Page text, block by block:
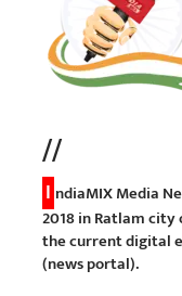
//
I ndiaMIX Media
2018 in Ratlam city
the current digital
(news portal).